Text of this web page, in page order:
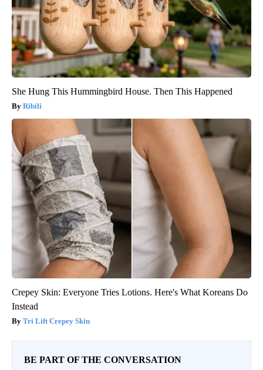
She Hung This Hummingbird House. Then This Happened
Ribili
Crepey Skin: Everyone Tries Lotions. Here's What Koreans Do
Instead
Tri Lift Crepey Skin
BE PART OF THE CONVERSATION